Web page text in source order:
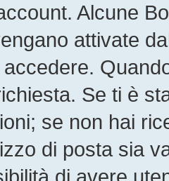
Alcune
attivate
Se ti è
se non hai
di posta sia